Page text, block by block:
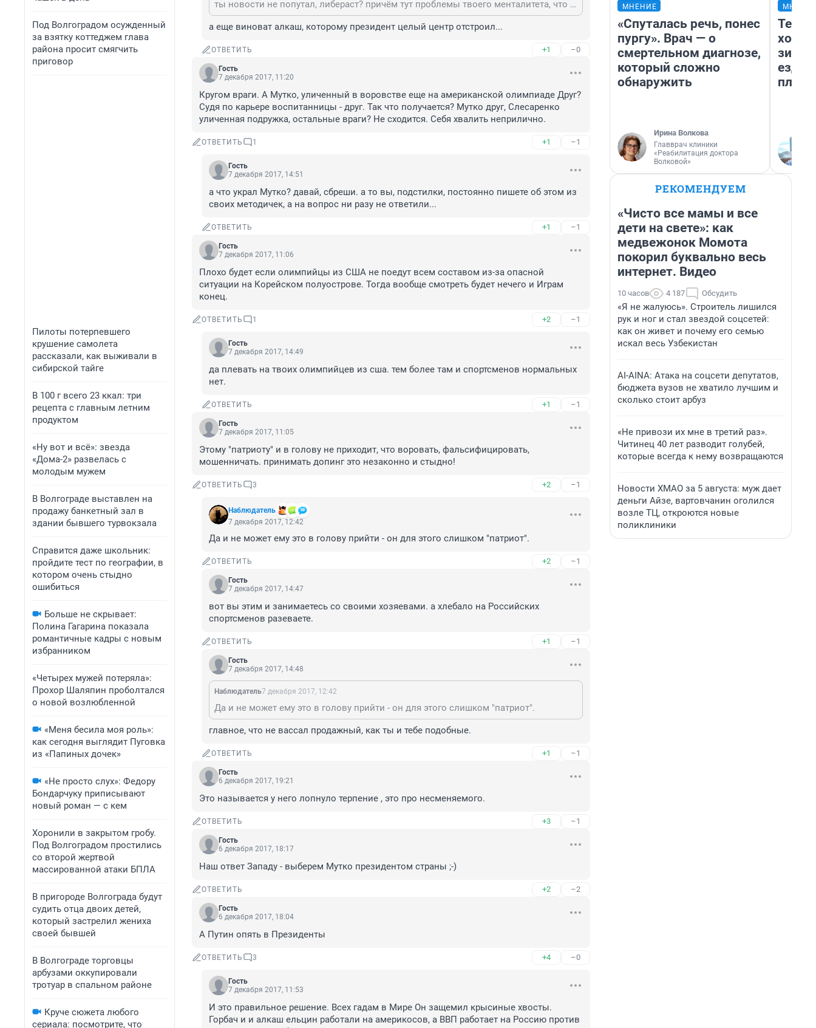
Под Волгоградом осужденный
за взятку коттеджем глава
района просит смягчить
приговор
Пилоты потерпевшего
крушение самолета
рассказали, как выживали в
сибирской тайге
В 100 г всего 23 ккал: три
рецепта с главным летним
продуктом
«Ну вот и всё»: звезда
«Дома-2» развелась с
молодым мужем
В Волгограде выставлен на
продажу банкетный зал в
здании бывшего турвокзала
Справится даже школьник:
пройдите тест по географии, в
котором очень стыдно
ошибиться
Больше не скрывает:
Полина Гагарина показала
романтичные кадры с новым
избранником
«Четырех мужей потеряла»:
Прохор Шаляпин проболтался
о новой возлюбленной
«Меня бесила моя роль»:
как сегодня выглядит Пуговка
из «Папиных дочек»
«Не просто слух»: Федору
Бондарчуку приписывают
новый роман — с кем
Хоронили в закрытом гробу.
Под Волгоградом простились
со второй жертвой
массированной атаки БПЛА
В пригороде Волгограда будут
судить отца двоих детей,
который застрелил жениха
своей бывшей
В Волгограде торговцы
арбузами оккупировали
тротуар в спальном районе
Круче сюжета любого
сериала: посмотрите, что
ты новости не попутал, либераст? причём тут проблемы твоего менталитета, что в подъездах гадите и спортивная новость. здесь да. виноваты твои любимые америкосы и продажные чинуши как ты из ВАДА и МОК.
а еще виноват алкаш, которому президент целый центр отстроил...
ОТВЕТИТЬ +1 –0
Гость
7 декабря 2017, 11:20
Кругом враги. А Мутко, уличенный в воровстве еще на американской олимпиаде Друг?
Судя по карьере воспитанницы - друг. Так что получается? Мутко друг, Слесаренко
уличенная подружка, остальные враги? Не сходится. Себя хвалить неприлично.
ОТВЕТИТЬ 1 +1 –1
Гость
7 декабря 2017, 14:51
а что украл Мутко? давай, сбреши. а то вы, подстилки, постоянно пишете об этом из
своих методичек, а на вопрос ни разу не ответили...
ОТВЕТИТЬ +1 –1
Гость
7 декабря 2017, 11:06
Плохо будет если олимпийцы из США не поедут всем составом из-за опасной
ситуации на Корейском полуострове. Тогда вообще смотреть будет нечего и Играм
конец.
ОТВЕТИТЬ 1 +2 –1
Гость
7 декабря 2017, 14:49
да плевать на твоих олимпийцев из сша. тем более там и спортсменов нормальных
нет.
ОТВЕТИТЬ +1 –1
Гость
7 декабря 2017, 11:05
Этому "патриоту" и в голову не приходит, что воровать, фальсифицировать,
мошенничать. принимать допинг это незаконно и стыдно!
ОТВЕТИТЬ 3 +2 –1
Haблюдaтeль
7 декабря 2017, 12:42
Да и не может ему это в голову прийти - он для этого слишком "патриот".
ОТВЕТИТЬ +2 –1
Гость
7 декабря 2017, 14:47
вот вы этим и занимаетесь со своими хозяевами. а хлебало на Российских
спортсменов разеваете.
ОТВЕТИТЬ +1 –1
Гость
7 декабря 2017, 14:48
Haблюдaтeль7 декабря 2017, 12:42
Да и не может ему это в голову прийти - он для этого слишком "патриот".
главное, что не вассал продажный, как ты и тебе подобные.
ОТВЕТИТЬ +1 –1
Гость
6 декабря 2017, 19:21
Это называется у него лопнуло терпение , это про несменяемого.
ОТВЕТИТЬ +3 –1
Гость
6 декабря 2017, 18:17
Наш ответ Западу - выберем Мутко президентом страны ;-)
ОТВЕТИТЬ +2 –2
Гость
6 декабря 2017, 18:04
А Путин опять в Президенты
ОТВЕТИТЬ 3 +4 –0
Гость
7 декабря 2017, 11:53
И это правильное решение. Всех гадам в Мире Он защемил крысиные хвосты.
Горбач и и алкаш ельцин работали на америкосов, а ВВП работает на Россию против
МНЕНИЕ
«Спуталась речь, понес
пургу». Врач — о
смертельном диагнозе,
который сложно
обнаружить
Ирина Волкова
Главврач клиники
«Реабилитация доктора
Волковой»
ездит
РЕКОМЕНДУЕМ
«Чисто все мамы и все
дети на свете»: как
медвежонок Момота
покорил буквально весь
интернет. Видео
10 часов 4 187 Обсудить
«Я не жалуюсь». Строитель лишился
рук и ног и стал звездой соцсетей:
как он живет и почему его семью
искал весь Узбекистан
AI-AINA: Атака на соцсети депутатов,
бюджета вузов не хватило лучшим и
сколько стоит арбуз
«Не привози их мне в третий раз».
Читинец 40 лет разводит голубей,
которые всегда к нему возвращаются
Новости ХМАО за 5 августа: муж дает
деньги Айзе, вартовчанин оголился
возле ТЦ, откроются новые
поликлиники